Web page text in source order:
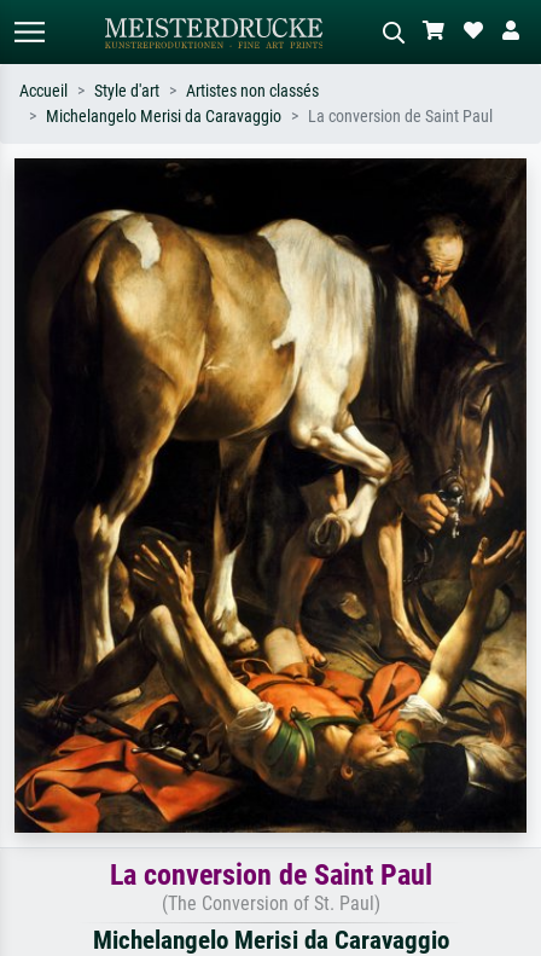
ex. Monet, Nuit étoilée,
impressionnisme, vague de Hokusai,
nu.
abstrait avec beaucoup de rouge,
tableau sombre, nu debout près d'un
arbre.
Accueil Style d'art
Artistes non classés
Michelangelo Merisi da Caravaggio
La conversion de Saint Paul
La conversion de Saint Paul
(The Conversion of St. Paul)
Michelangelo Merisi da Caravaggio